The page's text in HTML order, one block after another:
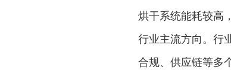
烘干系统能耗较高
行业主流方向。行
合规、供应链等多